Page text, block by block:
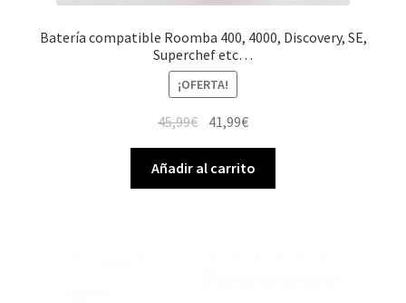
Batería compatible Roomba 400, 4000, Discovery, SE,
Superchef etc…
¡OFERTA!
45,99€ El
precio
original
era:
41,99€El
precio
actual
es:
Añadir al carrito